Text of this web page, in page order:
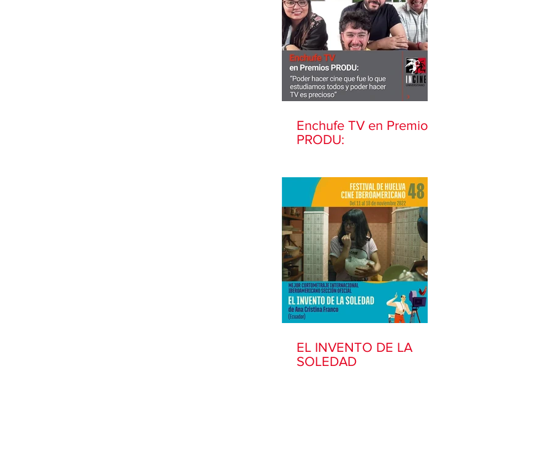
Enchufe TV en Premios
PRODU:
EL INVENTO DE LA
SOLEDAD